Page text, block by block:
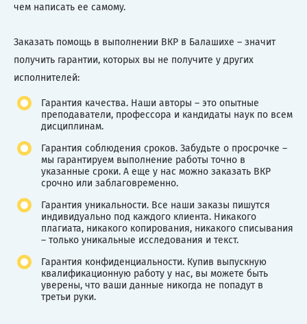
чем написать ее самому.
Заказать помощь в выполнении ВКР в Балашихе – значит
получить гарантии, которых вы не получите у других
исполнителей:
Гарантия качества. Наши авторы – это опытные
преподаватели, профессора и кандидаты наук по всем
дисциплинам.
Гарантия соблюдения сроков. Забудьте о просрочке –
мы гарантируем выполнение работы точно в
указанные сроки. А еще у нас можно заказать ВКР
срочно или заблаговременно.
Гарантия уникальности. Все наши заказы пишутся
индивидуально под каждого клиента. Никакого
плагиата, никакого копирования, никакого списывания
– только уникальные исследования и текст.
Гарантия конфиденциальности. Купив выпускную
квалификационную работу у нас, вы можете быть
уверены, что ваши данные никогда не попадут в
третьи руки.